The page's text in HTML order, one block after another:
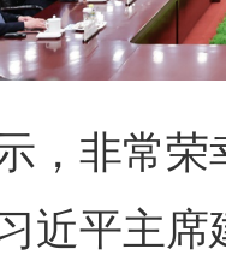
非常荣
近平主